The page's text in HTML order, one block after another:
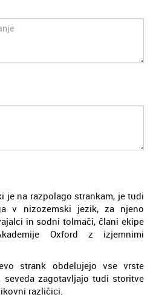
je na razpolago strankam, je tudi
v nizozemski jezik, za njeno
in sodni tolmači, člani ekipe
Oxford z izjemnimi
strank obdelujejo vse vrste
zagotavljajo tudi storitve
različici.